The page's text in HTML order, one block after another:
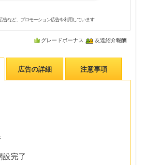
告など、プロモーション広告を利用しています
グレードボーナス 友達紹介報酬
広告の詳細 注意事項
設完了